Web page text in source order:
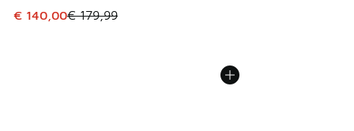
Dit artikel is in de uitverkoop. Dit artikel is in de
€ 140,00€ 179,99